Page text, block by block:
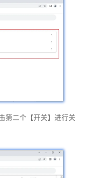
第二个【开关】进行关